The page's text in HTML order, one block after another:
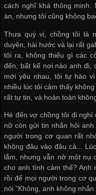
cách nghĩ khá thông minh.
án, nhưng tôi cũng không
Thưa quý vị, chồng tôi là
duyên, hài hước và lại rất
tôi ra, không thiếu gì các
đến, bất kể nơi nào anh đi,
mới yêu nhau, tôi tự hào
nhiều lúc tôi cảm thấy
rất tự tin, và hoàn toàn
Hè đến vợ chồng tôi đi
nữ còn gửi tin nhắn hỏi
người trong cơ quan rất
không đâu vào đâu cả...
lắm, nhưng vẫn nở một nụ
cho anh tình cảm thế? Anh
rồi để mọi người trong cơ
nói "Không, anh không